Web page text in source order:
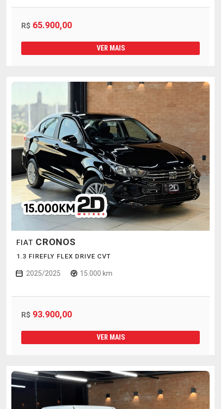
R$ 65.900,00
VER MAIS
FIAT CRONOS
1.3 FIREFLY FLEX DRIVE CVT
2025/2025 15.000 km
R$ 93.900,00
VER MAIS